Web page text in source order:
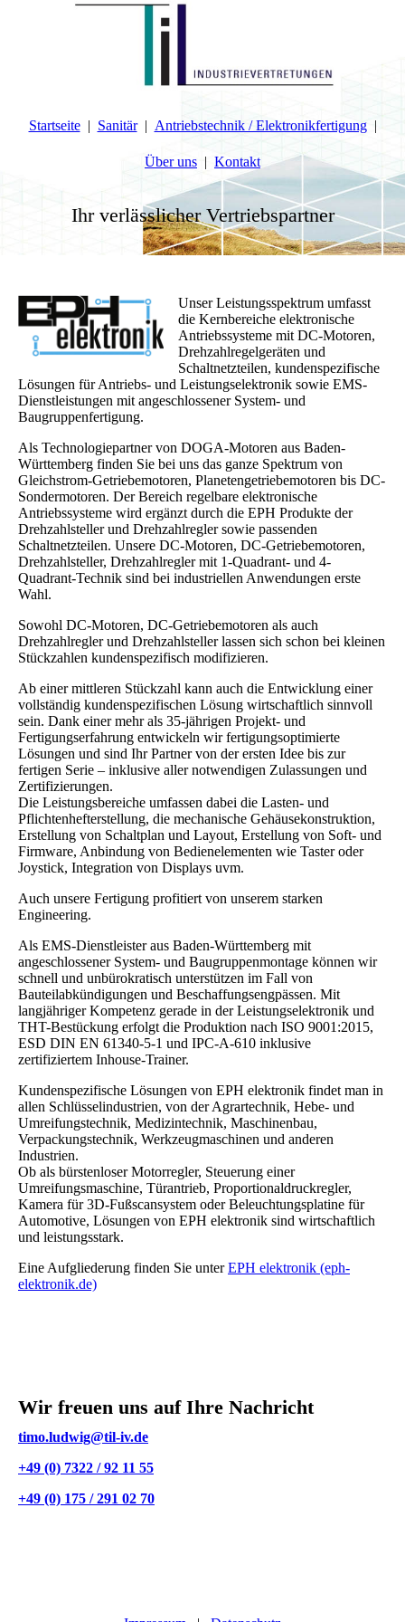
Startseite Sanitär Antriebstechnik / Elektronikfertigung
Über uns Kontakt
Ihr verlässlicher Vertriebspartner
Unser Leistungsspektrum umfasst
die Kernbereiche elektronische
Antriebssysteme mit DC-Motoren,
Drehzahlregelgeräten und
Schaltnetzteilen, kundenspezifische
Lösungen für Antriebs- und Leistungselektronik sowie EMS-
Dienstleistungen mit angeschlossener System- und
Baugruppenfertigung.
Als Technologiepartner von DOGA-Motoren aus Baden-
Württemberg finden Sie bei uns das ganze Spektrum von
Gleichstrom-Getriebemotoren, Planetengetriebemotoren bis DC-
Sondermotoren. Der Bereich regelbare elektronische
Antriebssysteme wird ergänzt durch die EPH Produkte der
Drehzahlsteller und Drehzahlregler sowie passenden
Schaltnetzteilen. Unsere DC-Motoren, DC-Getriebemotoren,
Drehzahlsteller, Drehzahlregler mit 1-Quadrant- und 4-
Quadrant-Technik sind bei industriellen Anwendungen erste
Wahl.
Sowohl DC-Motoren, DC-Getriebemotoren als auch
Drehzahlregler und Drehzahlsteller lassen sich schon bei kleinen
Stückzahlen kundenspezifisch modifizieren.
Ab einer mittleren Stückzahl kann auch die Entwicklung einer
vollständig kundenspezifischen Lösung wirtschaftlich sinnvoll
sein. Dank einer mehr als 35-jährigen Projekt- und
Fertigungserfahrung entwickeln wir fertigungsoptimierte
Lösungen und sind Ihr Partner von der ersten Idee bis zur
fertigen Serie – inklusive aller notwendigen Zulassungen und
Zertifizierungen.
Die Leistungsbereiche umfassen dabei die Lasten- und
Pflichtenhefterstellung, die mechanische Gehäusekonstruktion,
Erstellung von Schaltplan und Layout, Erstellung von Soft- und
Firmware, Anbindung von Bedienelementen wie Taster oder
Joystick, Integration von Displays uvm.
Auch unsere Fertigung profitiert von unserem starken
Engineering.
Als EMS-Dienstleister aus Baden-Württemberg mit
angeschlossener System- und Baugruppenmontage können wir
schnell und unbürokratisch unterstützen im Fall von
Bauteilabkündigungen und Beschaffungsengpässen. Mit
langjähriger Kompetenz gerade in der Leistungselektronik und
THT-Bestückung erfolgt die Produktion nach ISO 9001:2015,
ESD DIN EN 61340-5-1 und IPC-A-610 inklusive
zertifiziertem Inhouse-Trainer.
Kundenspezifische Lösungen von EPH elektronik findet man in
allen Schlüsselindustrien, von der Agrartechnik, Hebe- und
Umreifungstechnik, Medizintechnik, Maschinenbau,
Verpackungstechnik, Werkzeugmaschinen und anderen
Industrien.
Ob als bürstenloser Motorregler, Steuerung einer
Umreifungsmaschine, Türantrieb, Proportionaldruckregler,
Kamera für 3D-Fußscansystem oder Beleuchtungsplatine für
Automotive, Lösungen von EPH elektronik sind wirtschaftlich
und leistungsstark.
Eine Aufgliederung finden Sie unterEPH elektronik (eph-
elektronik.de)
Wir freuen uns auf Ihre Nachricht
timo.ludwig@til-iv.de
+49 (0) 7322 / 92 11 55
+49 (0) 175 / 291 02 70